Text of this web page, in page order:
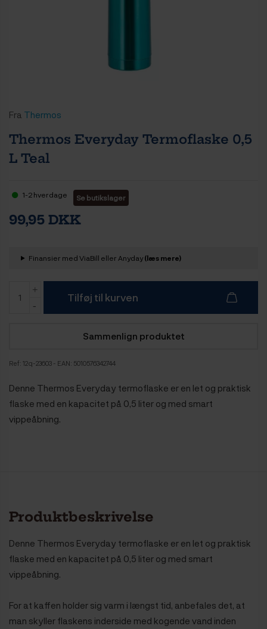
Fra Thermos
Thermos Everyday Termoflaske 0,5
L Teal
1-2 hverdage Se butikslager
99,95 DKK
Finansier med ViaBill eller Anyday(læs mere)
Tilføj til kurven
Sammenlign produktet
Ref: 12q-23603 - EAN: 5010576342744
Denne Thermos Everyday termoflaske er en let og praktisk
flaske med en kapacitet på 0,5 liter og med smart
vippeåbning.
Produktbeskrivelse
Denne Thermos Everyday termoflaske er en let og praktisk
flaske med en kapacitet på 0,5 liter og med smart
vippeåbning.
For at kaffen holder sig varm i længst tid, anbefales det, at
man skyller flaskens inderside med kogende vand inden